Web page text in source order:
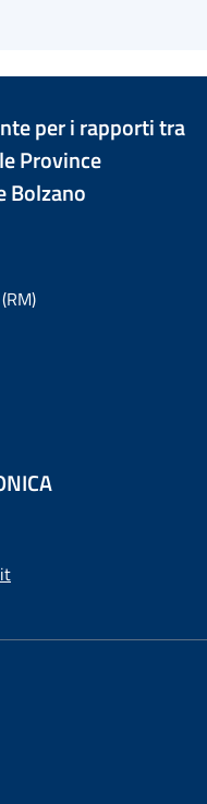
per i rapporti tra
Province
Bolzano